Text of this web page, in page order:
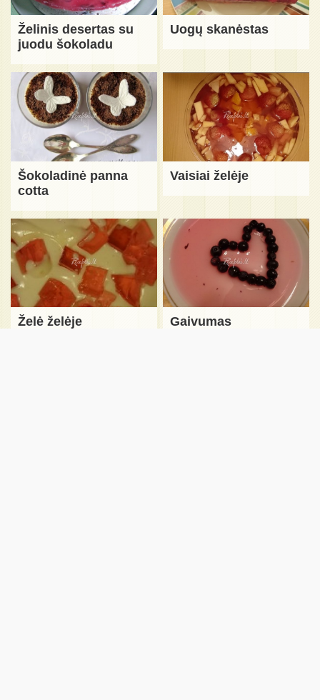
Želinis desertas su
juodu šokoladu
Uogų skanėstas
Šokoladinė panna
cotta
Vaisiai želėje
Želė želėje Gaivumas